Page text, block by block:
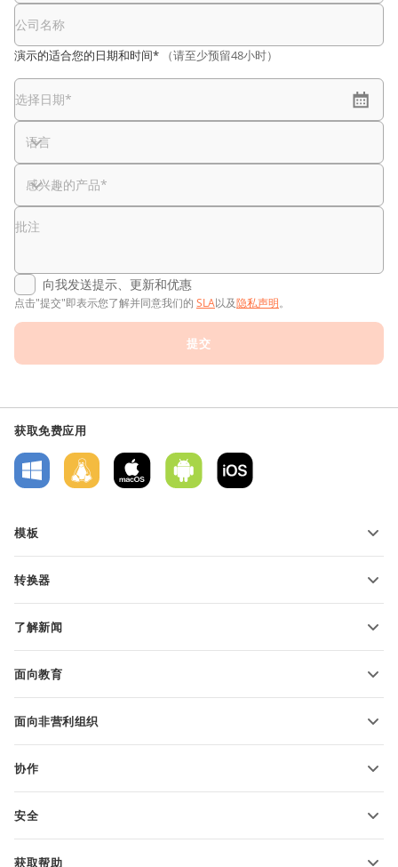
公司名称
演示的适合您的日期和时间* （请至少预留48小时）
选择日期*
语言
感兴趣的产品*
批注
向我发送提示、更新和优惠
点击"提交"即表示您了解并同意我们的 SLA以及隐私声明。
提交
获取免费应用
模板
文本文档模板
转换器
转换电子表格
了解新闻
面向教育
适用于教育人士
面向非营利组织
申请免费帐户
协作
翻译人员
安全
获取帮助